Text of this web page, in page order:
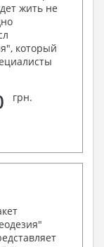
жить не
который
грн.